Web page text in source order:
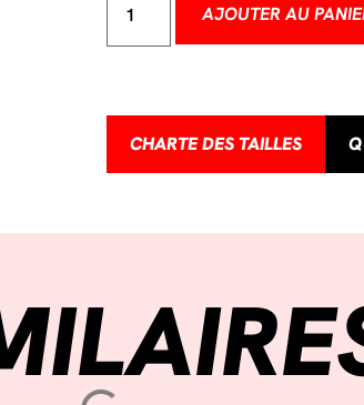
AJOUTER AU
CHARTE DES TAILLES